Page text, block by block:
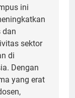
ini
dan
sektor
di
Dengan
yang erat